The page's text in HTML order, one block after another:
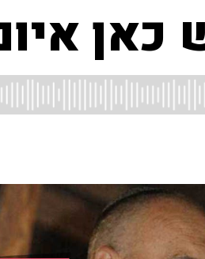
כאן